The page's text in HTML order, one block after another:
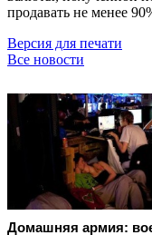
продавать не менее
Версия для печати
Все новости
Домашняя армия: